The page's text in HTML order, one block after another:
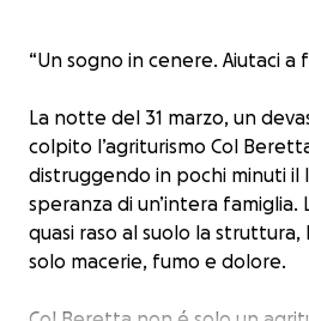
“Un sogno in cenere. Aiutaci a
La notte del 31 marzo, un
colpito l’agriturismo Col
distruggendo in pochi minuti il
speranza di un’intera famiglia.
quasi raso al suolo la struttura,
solo macerie, fumo e dolore.